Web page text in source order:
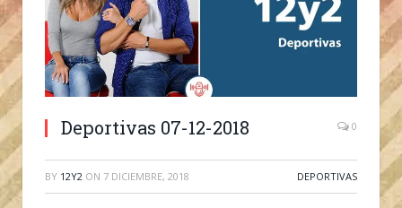
Deportivas 07-12-2018 0
BY 12Y2 ON 7 DICIEMBRE, 2018 DEPORTIVAS